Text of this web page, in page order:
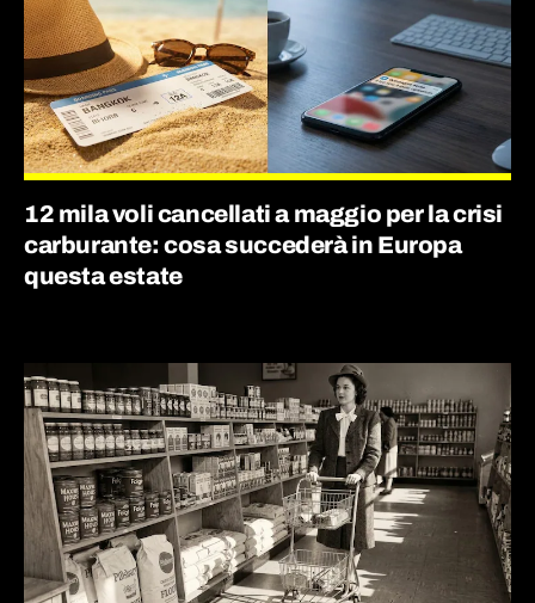
12 mila voli cancellati a maggio per la crisi
carburante: cosa succederà in Europa
questa estate